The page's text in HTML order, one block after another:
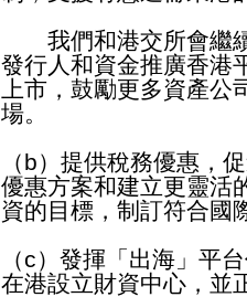
我們和港交所會繼續
發行人和資金推廣香港
上市，鼓勵更多資產
場。
（b）提供稅務優惠，
優惠方案和建立更靈活
資的目標，制訂符合國
（c）發揮「出海」平
在港設立財資中心，並